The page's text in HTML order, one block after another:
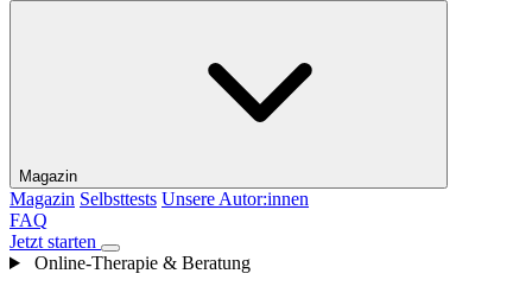
Magazin
Magazin Selbsttests Unsere Autor:innen
FAQ
Jetzt starten
Online-Therapie & Beratung